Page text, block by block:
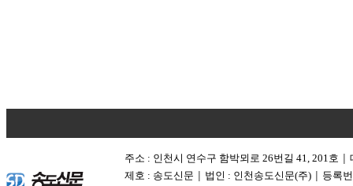
주소 : 인천시 연수구 함박뫼로 26번길 41, 201호
제호 : 송도신문
법인 : 인천송도신문(주)
등록